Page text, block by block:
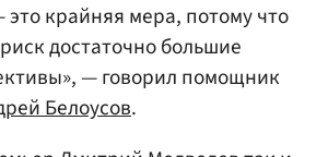
это крайняя мера, потому что
достаточно большие
— говорил помощник
Белоусов.